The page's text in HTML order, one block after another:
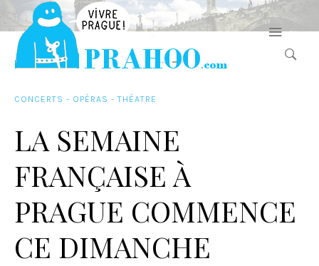
CONCERTS - OPÉRAS - THÉATRE
LA SEMAINE
FRANÇAISE À
PRAGUE COMMENCE
CE DIMANCHE